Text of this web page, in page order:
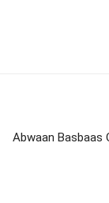
Abwaan Basbaas